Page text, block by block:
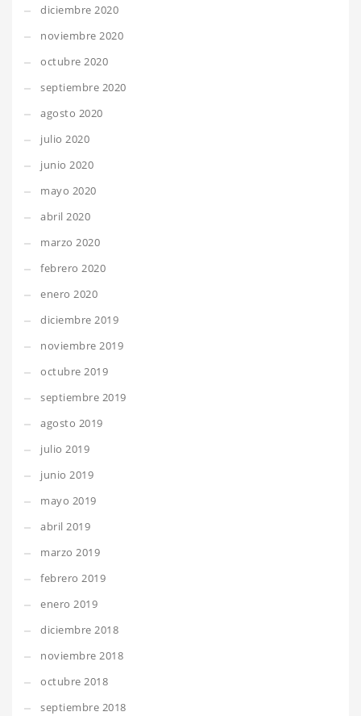
diciembre 2020
noviembre 2020
octubre 2020
septiembre 2020
agosto 2020
julio 2020
junio 2020
mayo 2020
abril 2020
marzo 2020
febrero 2020
enero 2020
diciembre 2019
noviembre 2019
octubre 2019
septiembre 2019
agosto 2019
julio 2019
junio 2019
mayo 2019
abril 2019
marzo 2019
febrero 2019
enero 2019
diciembre 2018
noviembre 2018
octubre 2018
septiembre 2018